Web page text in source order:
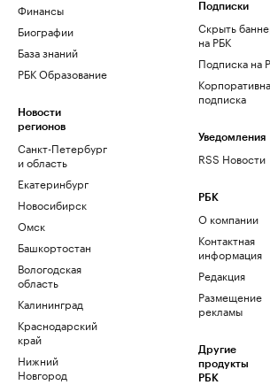
Финансы
Биографии
База знаний
РБК Образование
Новости
регионов
Санкт-Петербург
и область
Екатеринбург
Новосибирск
Омск
Башкортостан
Вологодская
область
Калининград
Краснодарский
край
Нижний
Новгород
Подписки
Скрыть
на РБК
Подписка на
подписка
Уведомления
RSS Новости
РБК
О компании
Контактная
информация
Редакция
Размещение
рекламы
Другие
продукты
РБК